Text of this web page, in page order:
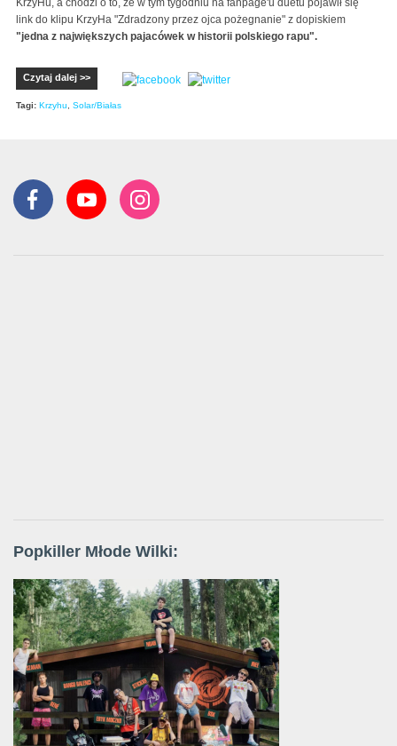
KrzyHu, a chodzi o to, że w tym tygodniu na fanpage'u duetu pojawił się
link do klipu KrzyHa "Zdradzony przez ojca pożegnanie" z dopiskiem
"jedna z największych pajacówek w historii polskiego rapu".
Czytaj dalej >>
Tagi: Krzyhu Solar/Białas
Popkiller Młode Wilki: